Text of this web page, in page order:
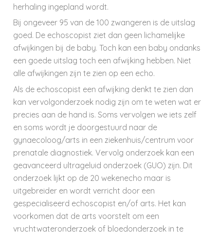
herhaling ingepland wordt.
Bij ongeveer 95 van de 100 zwangeren is de uitslag
goed. De echoscopist ziet dan geen lichamelijke
afwijkingen bij de baby. Toch kan een baby ondanks
een goede uitslag toch een afwijking hebben. Niet
alle afwijkingen zijn te zien op een echo.
Als de echoscopist een afwijking denkt te zien dan
kan vervolgonderzoek nodig zijn om te weten wat er
precies aan de hand is. Soms vervolgen we iets zelf
en soms wordt je doorgestuurd naar de
gynaecoloog/arts in een ziekenhuis/centrum voor
prenatale diagnostiek. Vervolg onderzoek kan een
geavanceerd ultrageluid onderzoek (GUO) zijn. Dit
onderzoek lijkt op de 20 wekenecho maar is
uitgebreider en wordt verricht door een
gespecialiseerd echoscopist en/of arts. Het kan
voorkomen dat de arts voorstelt om een
vruchtwateronderzoek of bloedonderzoek in te